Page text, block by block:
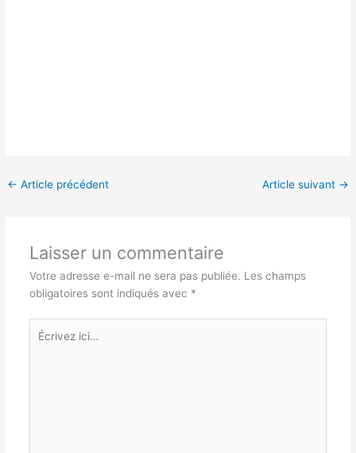
← Article précédent Article suivant →
Laisser un commentaire
Votre adresse e-mail ne sera pas publiée. Les champs
obligatoires sont indiqués avec *
Écrivez
ici…